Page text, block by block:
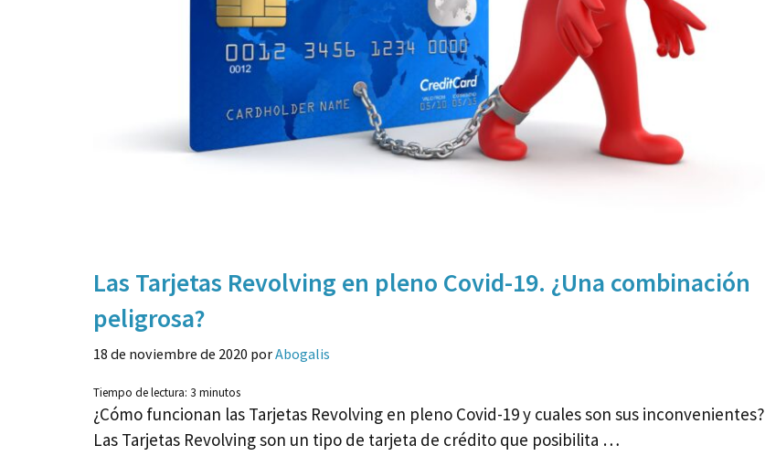
Las Tarjetas Revolving en pleno Covid-19. ¿Una combinación
peligrosa?
18 de noviembre de 2020 porAbogalis
Tiempo de lectura: 3 minutos
¿Cómo funcionan las Tarjetas Revolving en pleno Covid-19 y cuales son sus inconvenientes?
Las Tarjetas Revolving son un tipo de tarjeta de crédito que posibilita …